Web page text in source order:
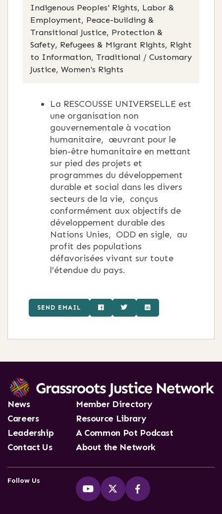
Indigenous Peoples' Rights, Labor &
Employment, Peace-building &
Transitional Justice, Protection &
Safety, Refugees & Migrant Rights, Right
to Information, Traditional / Customary
Justice, Women's Rights
La RESCOUSSE UNIVERSELLE est
une organisation non
gouvernementale à vocation
humanitaire, œuvrant pour le
bien-être humanitaire en mettant
sur pied des projets et
programmes du développement
durable et social dans les divers
secteurs de la vie, conçus
conformément aux objectifs de
développement durable des
Nations Unies, ODD en sigle, au
profit des populations
défavorisées vivant sur toute
l’étendue du pays.
SEND EMAIL
News
Careers
Leadership
Contact Us
Member Directory
Resource Library
A Common Pot Podcast
About the Network
Follow Us